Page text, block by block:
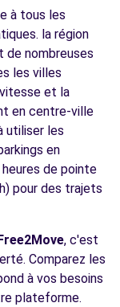
à tous les
la région
de nombreuses
les villes
et la
en centre-ville
utiliser les
en
de pointe
pour des trajets
, c'est
Comparez les
à vos besoins
plateforme.